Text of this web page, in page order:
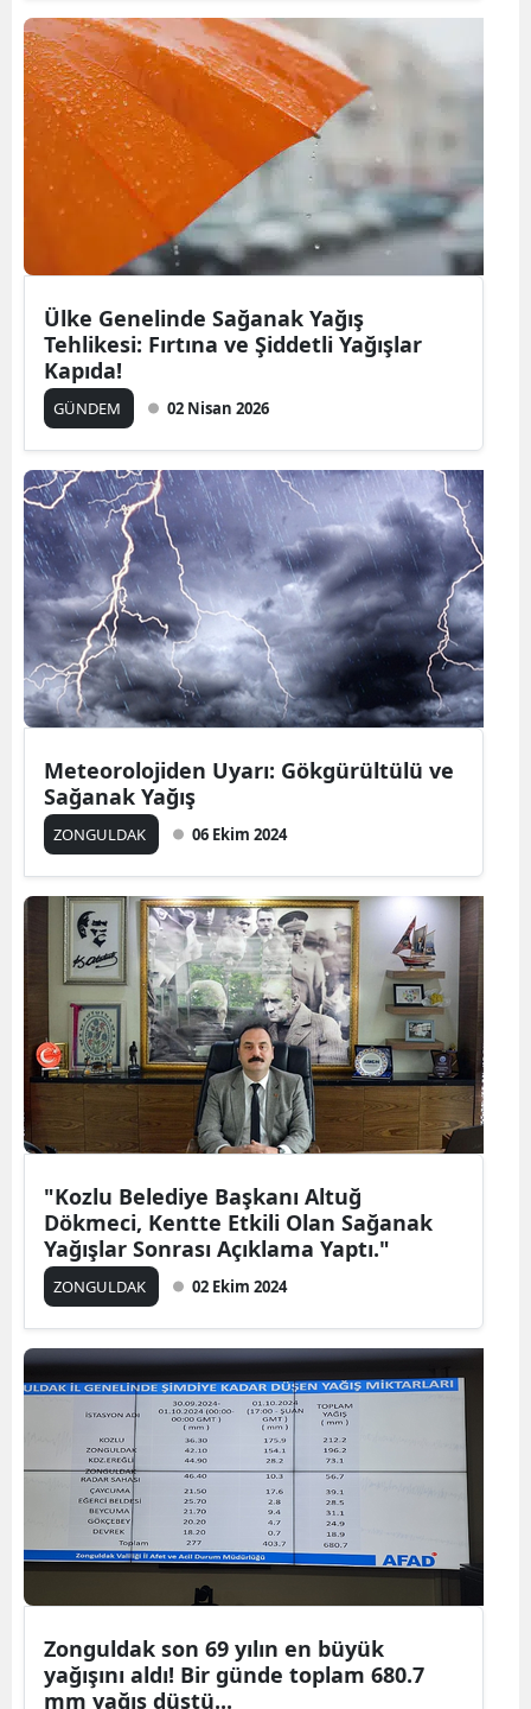
Ülke Genelinde Sağanak Yağış
Tehlikesi: Fırtına ve Şiddetli Yağışlar
Kapıda!
GÜNDEM 02 Nisan 2026
Meteorolojiden Uyarı: Gökgürültülü ve
Sağanak Yağış
ZONGULDAK 06 Ekim 2024
"Kozlu Belediye Başkanı Altuğ
Dökmeci, Kentte Etkili Olan Sağanak
Yağışlar Sonrası Açıklama Yaptı."
ZONGULDAK 02 Ekim 2024
Zonguldak son 69 yılın en büyük
yağışını aldı! Bir günde toplam 680.7
mm yağış düştü...